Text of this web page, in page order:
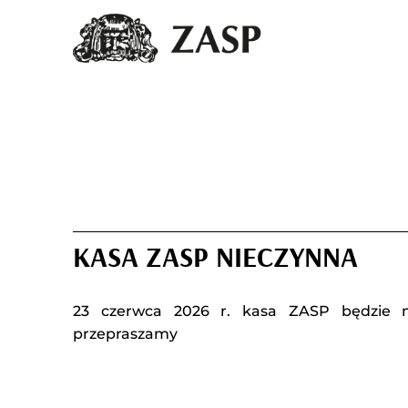
KASA ZASP NIECZYNNA
23 czerwca 2026 r. kasa ZASP będzie
przepraszamy